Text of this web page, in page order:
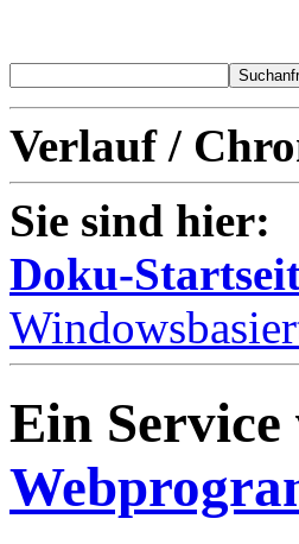
Verlauf /
Sie sind hier:
Doku-
Ein